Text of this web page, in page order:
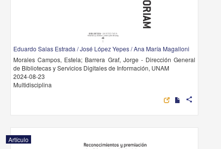
Eduardo Salas Estrada / José López Yepes / Ana María Magalloni
Morales Campos, Estela; Barrera Graf, Jorge - Dirección General
de Bibliotecas y Servicios Digitales de Información, UNAM
2024-08-23
Multidisciplina
share
Artículo